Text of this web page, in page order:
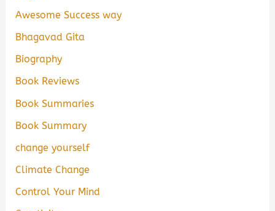
Awesome Success way
Bhagavad Gita
Biography
Book Reviews
Book Summaries
Book Summary
change yourself
Climate Change
Control Your Mind